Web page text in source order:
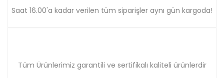
Saat 16.00'a kadar verilen tüm siparişler aynı gün kargoda!
Tüm Ürünlerimiz garantili ve sertifikalı kaliteli ürünlerdir